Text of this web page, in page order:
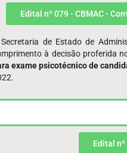
de Estado de
à decisão proferida
exame psicotécnico de
Edital nº 079 - CBMAC -
Edital